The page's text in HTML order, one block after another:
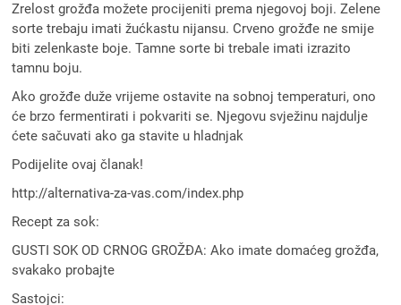
Zrelost grožđa možete procijeniti prema njegovoj boji. Zelene
sorte trebaju imati žućkastu nijansu. Crveno grožđe ne smije
biti zelenkaste boje. Tamne sorte bi trebale imati izrazito
tamnu boju.
Ako grožđe duže vrijeme ostavite na sobnoj temperaturi, ono
će brzo fermentirati i pokvariti se. Njegovu svježinu najdulje
ćete sačuvati ako ga stavite u hladnjak
Podijelite ovaj članak!
http://alternativa-za-vas.com/index.php
Recept za sok:
GUSTI SOK OD CRNOG GROŽĐA: Ako imate domaćeg grožđa,
svakako probajte
Sastojci: